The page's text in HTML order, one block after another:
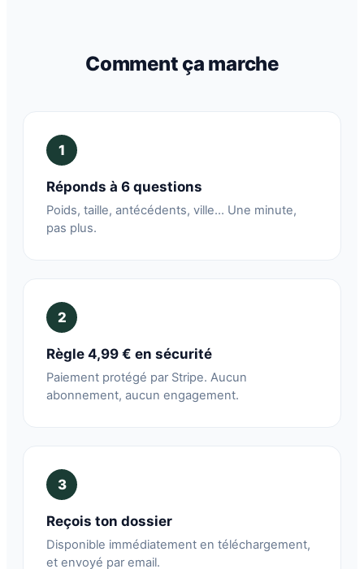
Comment ça marche
1
Réponds à 6 questions
Poids, taille, antécédents, ville… Une minute,
pas plus.
2
Règle 4,99 € en sécurité
Paiement protégé par Stripe. Aucun
abonnement, aucun engagement.
3
Reçois ton dossier
Disponible immédiatement en téléchargement,
et envoyé par email.